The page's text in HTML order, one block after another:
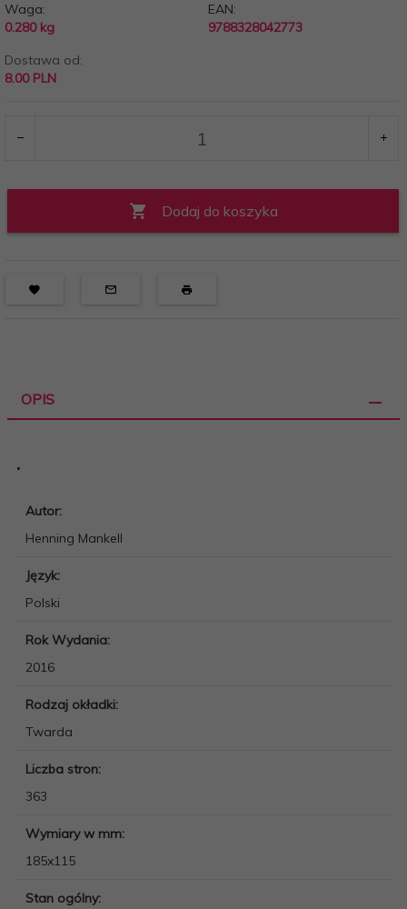
Waga:
0.280 kg
EAN:
9788328042773
Dostawa od:
8.00 PLN
Dodaj do koszyka
OPIS
.
Autor:
Henning Mankell
Język:
Polski
Rok Wydania:
2016
Rodzaj okładki:
Twarda
Liczba stron:
363
Wymiary w mm:
185x115
Stan ogólny: